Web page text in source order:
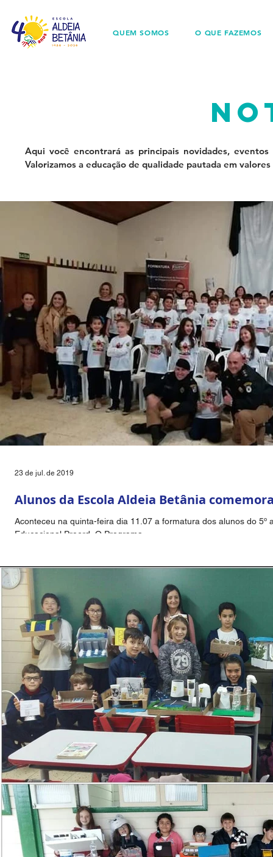
QUEM SOMOS O QUE FAZEMOS
Aqui você encontrará as principais novidades,
Valorizamos a educação de qualidade pautada em
Alunos da Escola Aldeia Betânia
Aconteceu na quinta-feira dia 11.07 a formatura dos alunos do 5º
Educacional Proerd. O Programa...
23 de jul. de 2019